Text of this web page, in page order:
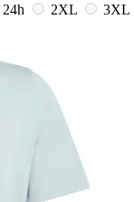
24h 2XL
3XL